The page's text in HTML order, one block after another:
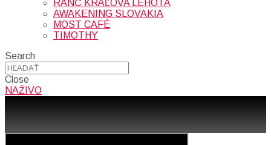
RANČ KRÁĽOVA LEHOTA
AWAKENING SLOVAKIA
MOST CAFÉ
TIMOTHY
Search
Close
NAŽIVO